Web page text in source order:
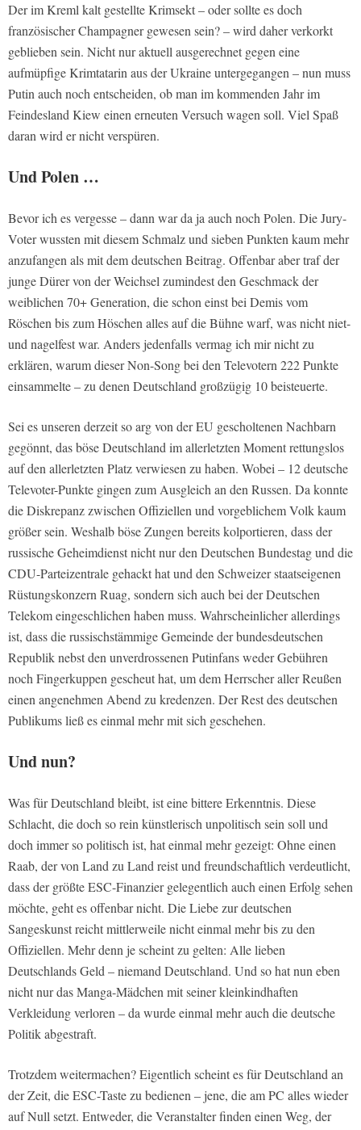
Der im Kreml kalt gestellte Krimsekt – oder sollte es doch
französischer Champagner gewesen sein? – wird daher verkorkt
geblieben sein. Nicht nur aktuell ausgerechnet gegen eine
aufmüpfige Krimtatarin aus der Ukraine untergegangen – nun muss
Putin auch noch entscheiden, ob man im kommenden Jahr im
Feindesland Kiew einen erneuten Versuch wagen soll. Viel Spaß
daran wird er nicht verspüren.
Und Polen …
Bevor ich es vergesse – dann war da ja auch noch Polen. Die Jury-
Voter wussten mit diesem Schmalz und sieben Punkten kaum mehr
anzufangen als mit dem deutschen Beitrag. Offenbar aber traf der
junge Dürer von der Weichsel zumindest den Geschmack der
weiblichen 70+ Generation, die schon einst bei Demis vom
Röschen bis zum Höschen alles auf die Bühne warf, was nicht niet-
und nagelfest war. Anders jedenfalls vermag ich mir nicht zu
erklären, warum dieser Non-Song bei den Televotern 222 Punkte
einsammelte – zu denen Deutschland großzügig 10 beisteuerte.
Sei es unseren derzeit so arg von der EU gescholtenen Nachbarn
gegönnt, das böse Deutschland im allerletzten Moment rettungslos
auf den allerletzten Platz verwiesen zu haben. Wobei – 12 deutsche
Televoter-Punkte gingen zum Ausgleich an den Russen. Da konnte
die Diskrepanz zwischen Offiziellen und vorgeblichem Volk kaum
größer sein. Weshalb böse Zungen bereits kolportieren, dass der
russische Geheimdienst nicht nur den Deutschen Bundestag und die
CDU-Parteizentrale gehackt hat und den Schweizer staatseigenen
Rüstungskonzern Ruag, sondern sich auch bei der Deutschen
Telekom eingeschlichen haben muss. Wahrscheinlicher allerdings
ist, dass die russischstämmige Gemeinde der bundesdeutschen
Republik nebst den unverdrossenen Putinfans weder Gebühren
noch Fingerkuppen gescheut hat, um dem Herrscher aller Reußen
einen angenehmen Abend zu kredenzen. Der Rest des deutschen
Publikums ließ es einmal mehr mit sich geschehen.
Und nun?
Was für Deutschland bleibt, ist eine bittere Erkenntnis. Diese
Schlacht, die doch so rein künstlerisch unpolitisch sein soll und
doch immer so politisch ist, hat einmal mehr gezeigt: Ohne einen
Raab, der von Land zu Land reist und freundschaftlich verdeutlicht,
dass der größte ESC-Finanzier gelegentlich auch einen Erfolg sehen
möchte, geht es offenbar nicht. Die Liebe zur deutschen
Sangeskunst reicht mittlerweile nicht einmal mehr bis zu den
Offiziellen. Mehr denn je scheint zu gelten: Alle lieben
Deutschlands Geld – niemand Deutschland. Und so hat nun eben
nicht nur das Manga-Mädchen mit seiner kleinkindhaften
Verkleidung verloren – da wurde einmal mehr auch die deutsche
Politik abgestraft.
Trotzdem weitermachen? Eigentlich scheint es für Deutschland an
der Zeit, die ESC-Taste zu bedienen – jene, die am PC alles wieder
auf Null setzt. Entweder, die Veranstalter finden einen Weg, der